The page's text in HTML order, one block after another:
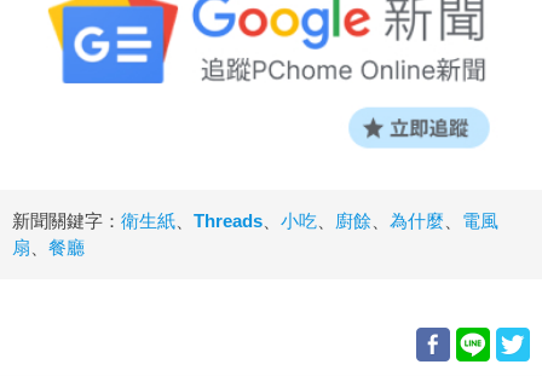
新聞關鍵字： 衛生紙 Threads 小吃 廚餘 為什麼
電風
扇
餐廳